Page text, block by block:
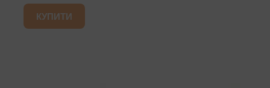
КУПИТИ